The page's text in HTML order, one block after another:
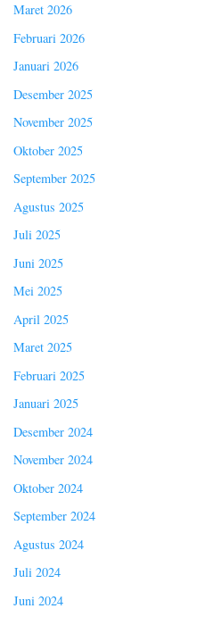
Maret 2026
Februari 2026
Januari 2026
Desember 2025
November 2025
Oktober 2025
September 2025
Agustus 2025
Juli 2025
Juni 2025
Mei 2025
April 2025
Maret 2025
Februari 2025
Januari 2025
Desember 2024
November 2024
Oktober 2024
September 2024
Agustus 2024
Juli 2024
Juni 2024